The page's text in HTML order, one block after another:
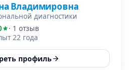
Владимировна
диагностики
· 1 отзыв
22 года
профиль